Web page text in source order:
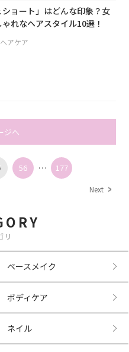
ショート」はどんな印象？女
れなヘアスタイル10選！
ヘアケア
ジへ
56 … 177
Next
リ
ベースメイク
ボディケア
ネイル